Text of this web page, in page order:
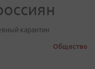
карантин
Общество